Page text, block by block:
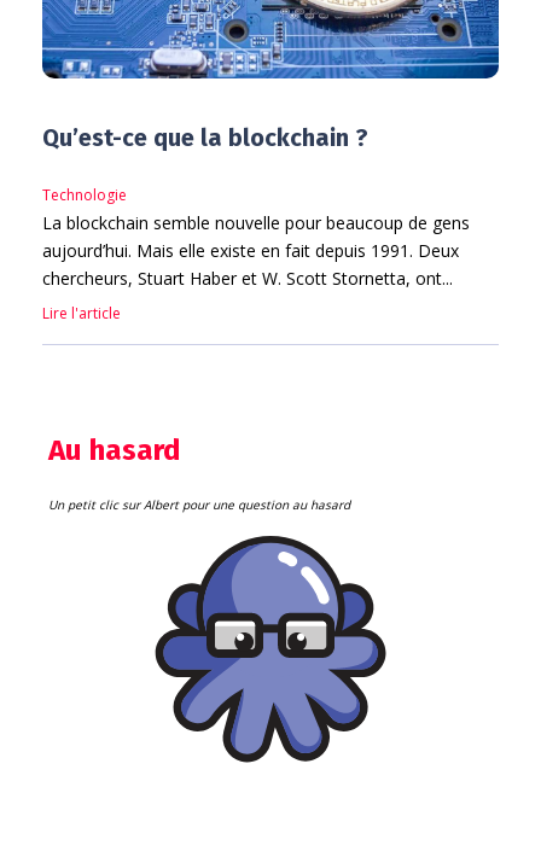
Qu’est-ce que la blockchain ?
Technologie
La blockchain semble nouvelle pour beaucoup de gens
aujourd’hui. Mais elle existe en fait depuis 1991. Deux
chercheurs, Stuart Haber et W. Scott Stornetta, ont...
Lire l'article
Au hasard
Un petit clic sur Albert pour une question au hasard